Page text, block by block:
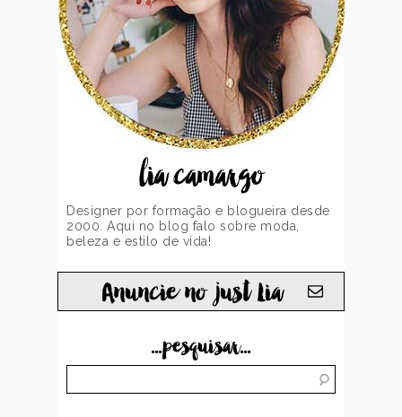
lia camargo
Designer por formação e blogueira desde
2000. Aqui no blog falo sobre moda,
beleza e estilo de vida!
Anuncie no just Lia
...pesquisar...